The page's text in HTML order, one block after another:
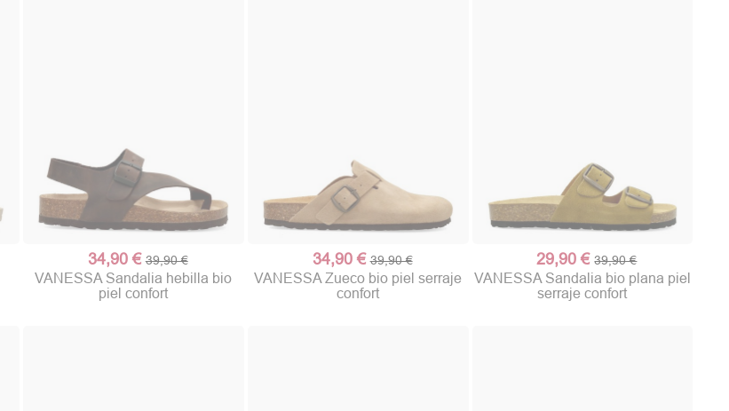
34,90 € 39,90 €
VANESSA Sandalia hebilla bio
piel confort
34,90 € 39,90 €
VANESSA Zueco bio piel serraje
confort
29,90 € 39,90 €
VANESSA Sandalia bio plana piel
serraje confort